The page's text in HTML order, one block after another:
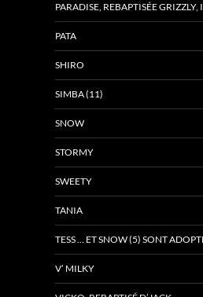
PARADISE, REBAPTISÉE
PATA
SHIRO
SIMBA (11)
SNOW
STORMY
SWEETY
TANIA
TESS … ET SNOW (5) SONT
V’ MILKY